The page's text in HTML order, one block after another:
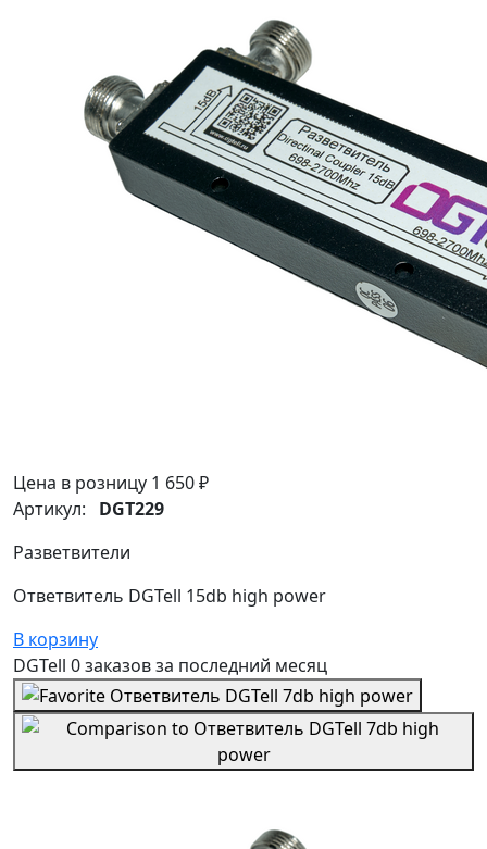
Цена в розницу 1 650 ₽
Артикул: DGT229
Разветвители
Ответвитель DGTell 15db high power
В корзину
DGTell 0 заказовза последний месяц